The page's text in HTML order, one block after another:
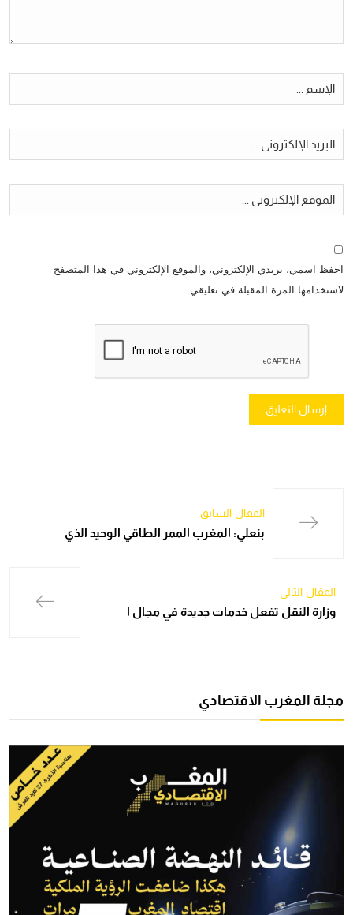
احفظ اسمي، بريدي الإلكتروني، والموقع الإلكتروني في هذا المتصفح
لاستخدامها المرة المقبلة في تعليقي.
المقال السابق
بنعلي: المغرب الممر الطاقي الوحيد الذي
المقال التالي
وزارة النقل تفعل خدمات جديدة في مجال ا
مجلة المغرب الاقتصادي